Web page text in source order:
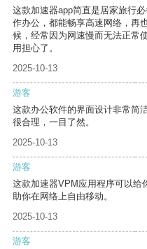
这款加速器app简直是居家旅行
作办公，都能畅享高速网络，再
候，经常因为网速慢而无法正常
用担心了。
2025-10-13
游客
这款办公软件的界面设计非常简
很合理，一目了然。
2025-10-13
游客
这款加速器VPM应用程序可以给
助你在网络上自由移动。
2025-10-13
游客